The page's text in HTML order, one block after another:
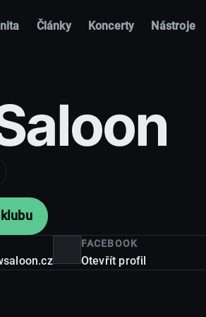
Články Koncerty Nástroje
FACEBOOK
Otevřít profil